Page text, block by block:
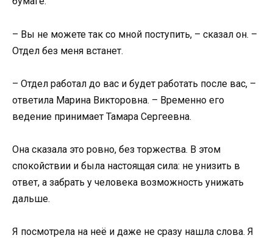
– Вы не можете так со мной поступить, – сказал он. –
Отдел без меня встанет.
– Отдел работал до вас и будет работать после вас, –
ответила Марина Викторовна. – Временно его
ведение принимает Тамара Сергеевна.
Она сказала это ровно, без торжества. В этом
спокойствии и была настоящая сила: не унизить в
ответ, а забрать у человека возможность унижать
дальше.
Я посмотрела на неё и даже не сразу нашла слова. Я